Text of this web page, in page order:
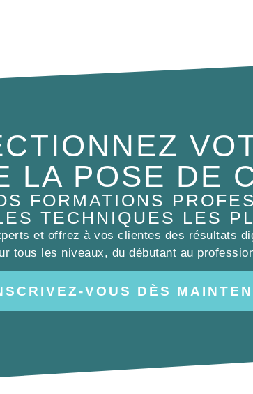
LA POSE DE
FORMATIONS
TECHNIQUES LES
et offrez à vos clientes des résultats
tous les niveaux, du débutant au
VOUS DÈS